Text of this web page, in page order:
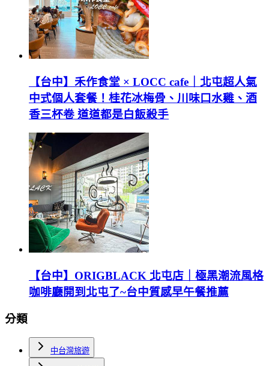
【台中】禾作食堂 × LOCC cafe｜北屯超人氣
中式個人套餐！桂花冰梅骨、川味口水雞、酒
香三杯卷 道道都是白飯殺手
【台中】ORIGBLACK 北屯店｜極黑潮流風格
咖啡廳開到北屯了~台中質感早午餐推薦
分類
中台灣旅遊